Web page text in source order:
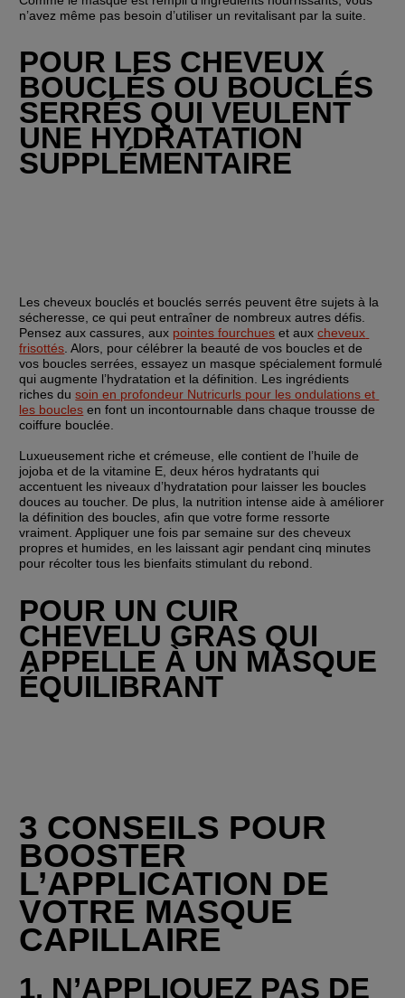
n’avez même pas besoin d’utiliser un revitalisant par la suite.
POUR LES CHEVEUX
BOUCLÉS OU BOUCLÉS
SERRÉS QUI VEULENT
UNE HYDRATATION
SUPPLÉMENTAIRE
Les cheveux bouclés et bouclés serrés peuvent être sujets à la
sécheresse, ce qui peut entraîner de nombreux autres défis.
Pensez aux cassures, aux pointes fourchues et aux cheveux
frisottés. Alors, pour célébrer la beauté de vos boucles et de
vos boucles serrées, essayez un masque spécialement formulé
qui augmente l’hydratation et la définition. Les ingrédients
riches du soin en profondeur Nutricurls pour les ondulations et
les boucles en font un incontournable dans chaque trousse de
coiffure bouclée.
Luxueusement riche et crémeuse, elle contient de l’huile de
jojoba et de la vitamine E, deux héros hydratants qui
accentuent les niveaux d’hydratation pour laisser les boucles
douces au toucher. De plus, la nutrition intense aide à améliorer
la définition des boucles, afin que votre forme ressorte
vraiment. Appliquer une fois par semaine sur des cheveux
propres et humides, en les laissant agir pendant cinq minutes
pour récolter tous les bienfaits stimulant du rebond.
POUR UN CUIR
CHEVELU GRAS QUI
APPELLE À UN MASQUE
ÉQUILIBRANT
3 CONSEILS POUR
BOOSTER
L’APPLICATION DE
VOTRE MASQUE
CAPILLAIRE
1. N’APPLIQUEZ PAS DE